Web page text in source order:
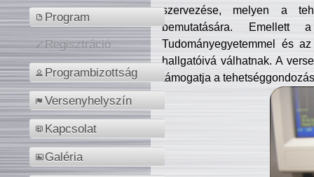
Program
Regisztráció
Programbizottság
Versenyhelyszín
Kapcsolat
Galéria
szervezése, melyen a
bemutatására. Emellett
Tudományegyetemmel és
hallgatóivá válhatnak. A
támogatja a